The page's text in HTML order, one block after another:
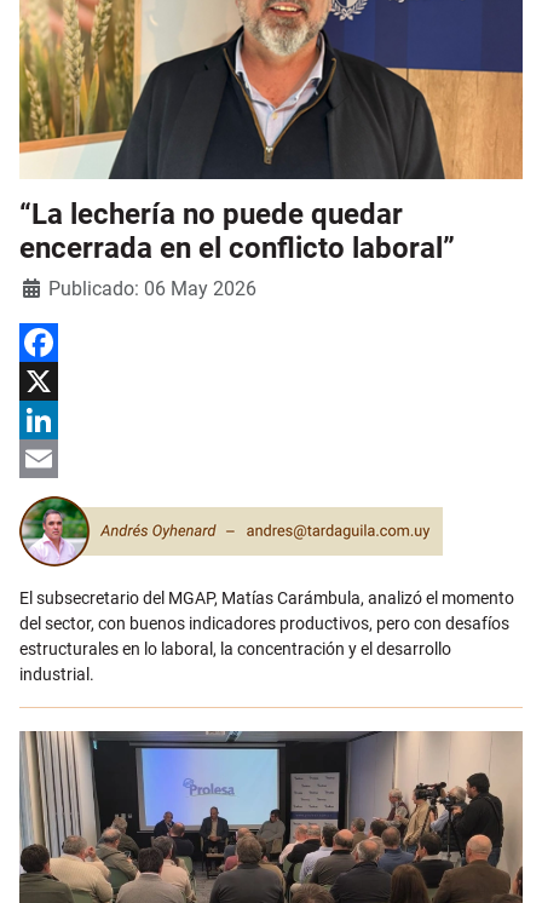
“La lechería no puede quedar
encerrada en el conflicto laboral”
Detalles
Publicado: 06 May 2026
Facebook
X
LinkedIn
Email
El subsecretario del MGAP, Matías Carámbula, analizó el momento
del sector, con buenos indicadores productivos, pero con desafíos
estructurales en lo laboral, la concentración y el desarrollo
industrial.